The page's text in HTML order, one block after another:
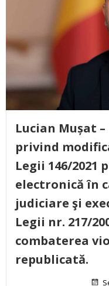
Lucian Mușat
privind
Legii 146/
electronică în
judiciare şi
Legii nr. 217/
combaterea
republicată.